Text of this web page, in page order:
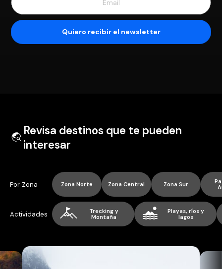
Revisa destinos que te pueden
interesar
Por Zona Zona Norte Zona Central Zona Sur
Actividades
Trecking y
Montaña
Playas, ríos y
lagos